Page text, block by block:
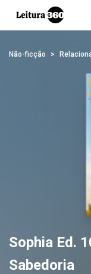
Não-ficção
Sophia Ed.
Sabedoria